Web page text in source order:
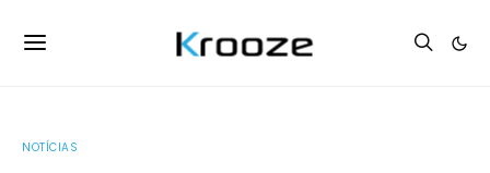
NOTÍCIAS